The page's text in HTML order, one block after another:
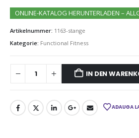
ONLINE-KATALOG HERUNTERLADEN –
Artikelnummer: 1163-stange
Kategorie: Functional Fitness
IN DEN
ADAUGA